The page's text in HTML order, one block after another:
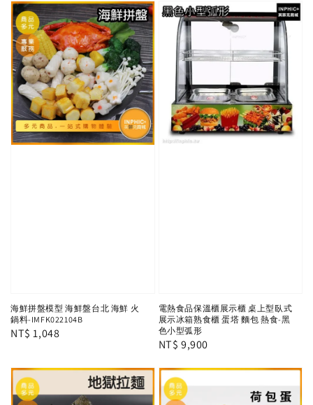
海鮮拼盤模型 海鮮盤台北 海鮮 火
鍋料-IMFK022104B
Regular
NT$ 1,048
電熱食品保溫櫃展示櫃 桌上型臥式
展示冰箱熟食櫃 蛋塔 麵包 熱食-黑
色小型弧形
Regular
NT$ 9,900